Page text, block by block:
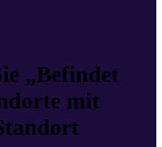
„Befindet
mit